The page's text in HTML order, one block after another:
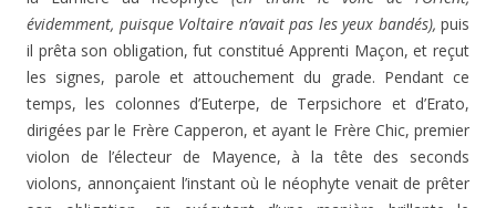
évidemment, puisque Voltaire n’avait pas les yeux bandés), puis
il prêta son obligation, fut constitué Apprenti Maçon, et reçut
les signes, parole et attou­chement du grade. Pendant ce
temps, les colonnes d’Euterpe, de Terpsichore et d’Erato,
dirigées par le Frère Capperon, et ayant le Frère Chic, premier
violon de l’électeur de Mayence, à la tête des seconds
violons, annonçaient l’ins­tant où le néophyte venait de prêter